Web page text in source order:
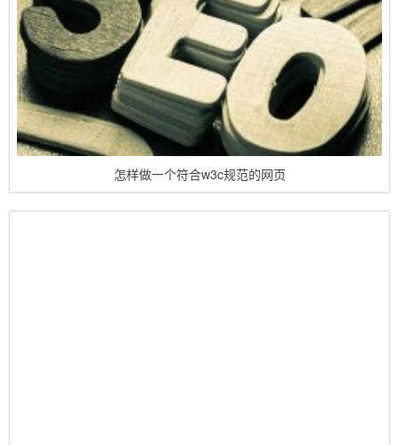
怎样做一个符合w3c规范的网页